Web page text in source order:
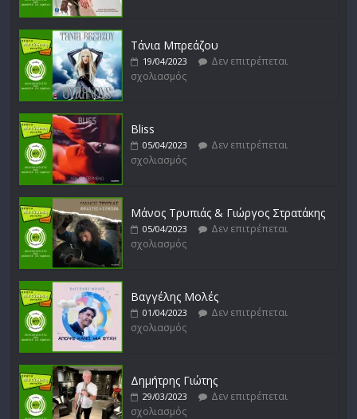
σχολιασμός
Τάνια Μπρεάζου
19/04/2023
Δεν επιτρέπεται
σχολιασμός
Bliss
05/04/2023
Δεν επιτρέπεται
σχολιασμός
Μάνος Τρυπιάς & Γιώργος Στρατάκης
05/04/2023
Δεν επιτρέπεται
σχολιασμός
Βαγγέλης Μολές
01/04/2023
Δεν επιτρέπεται
σχολιασμός
Δημήτρης Γιώτης
29/03/2023
Δεν επιτρέπεται
σχολιασμός